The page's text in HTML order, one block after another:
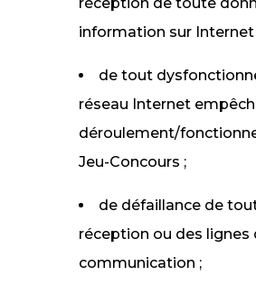
information sur Internet
de tout
réseau Internet
déroulement/
Jeu-Concours ;
de défaillance de
réception ou des lignes
communication ;